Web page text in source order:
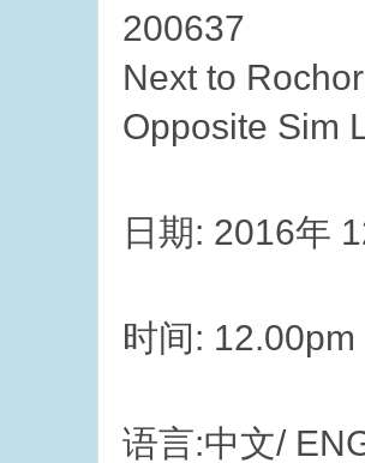
200637
Next to
Opposite Sim
日期: 2016年
时间:
语言:中文/